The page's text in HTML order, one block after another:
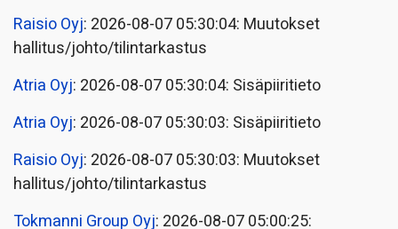
Raisio Oyj: 2026-08-07 05:30:04: Muutokset
hallitus/johto/tilintarkastus
Atria Oyj: 2026-08-07 05:30:04: Sisäpiiritieto
Atria Oyj: 2026-08-07 05:30:03: Sisäpiiritieto
Raisio Oyj: 2026-08-07 05:30:03: Muutokset
hallitus/johto/tilintarkastus
Tokmanni Group Oyj: 2026-08-07 05:00:25: